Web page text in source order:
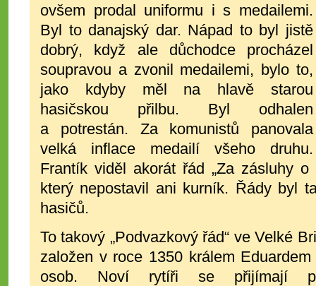
ovšem prodal uniformu i s medailemi.
Byl to danajský dar. Nápad to byl jistě
dobrý, když ale důchodce procházel
soupravou a zvonil medailemi, bylo to,
jako kdyby měl na hlavě starou
hasičskou přilbu. Byl odhalen
a potrestán. Za komunistů panovala
velká inflace medailí všeho druhu.
Frantík viděl akorát řád „Za zásluhy
který nepostavil ani kurník. Řády byl
hasičů.
To takový „Podvazkový řád“ ve Velké
založen v roce 1350 králem
osob. Noví rytíři se přijímají